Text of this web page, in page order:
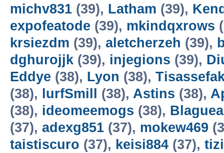
michv831 (39), Latham (39),
expofeatode (39), mkindqxrows
krsiezdm (39), aletcherzeh (39),
dghurojjk (39), injegions (39),
Eddye (38), Lyon (38),
(38),
lurfSmill (38), Astins (38),
(38), ideomeemogs (38),
(37), adexg851 (37), mokew469
taistiscuro (37), keisi884 (37),